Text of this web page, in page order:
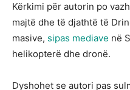
Kërkimi për autorin po
majtë dhe të djathtë të
masive, sipas mediave në
helikopterë dhe dronë.
Dyshohet se autori pas